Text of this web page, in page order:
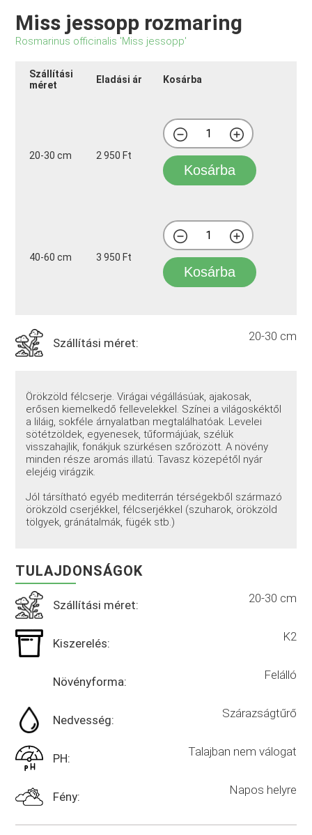
Miss jessopp rozmaring
Rosmarinus officinalis 'Miss jessopp'
Szállítási
méret
Eladási ár Kosárba
20-30 cm 2 950 Ft
Kosárba
40-60 cm 3 950 Ft
Kosárba
Szállítási méret: 20-30 cm
Örökzöld félcserje. Virágai végállásúak, ajakosak,
erősen kiemelkedő fellevelekkel. Színei a világoskéktől
a liláig, sokféle árnyalatban megtalálhatóak. Levelei
sötétzöldek, egyenesek, tűformájúak, szélük
visszahajlik, fonákjuk szürkésen szőrözött. A növény
minden része aromás illatú. Tavasz közepétől nyár
elejéig virágzik.
Jól társítható egyéb mediterrán térségekből származó
örökzöld cserjékkel, félcserjékkel (szuharok, örökzöld
tölgyek, gránátalmák, fügék stb.)
TULAJDONSÁGOK
Szállítási méret: 20-30 cm
Kiszerelés: K2
Növényforma: Felálló
Nedvesség: Szárazságtűrő
PH: Talajban nem válogat
Fény: Napos helyre